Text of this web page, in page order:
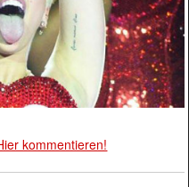
kommentieren!